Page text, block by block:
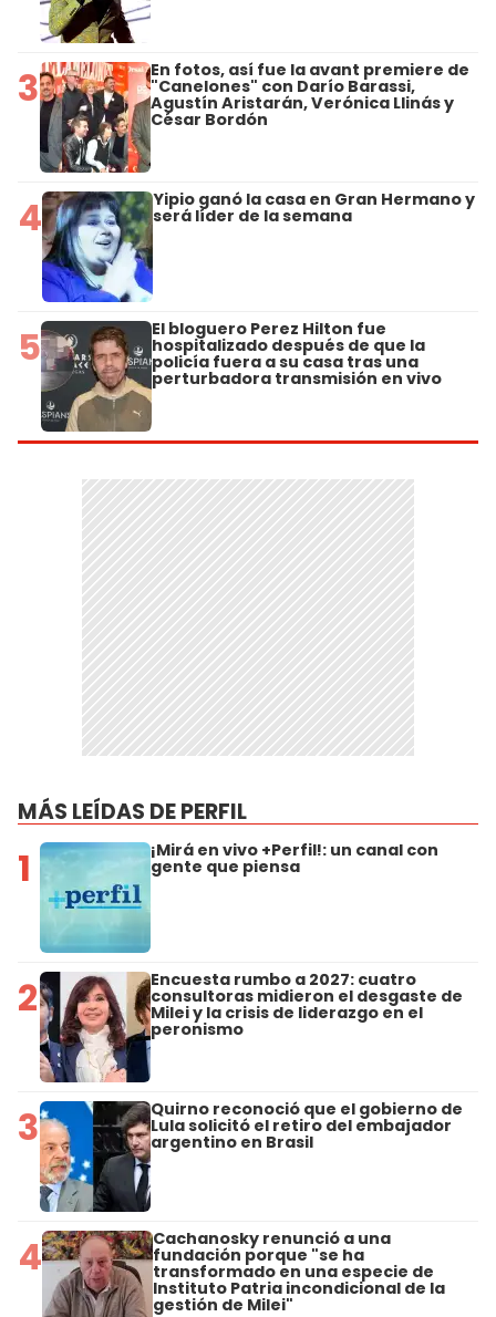
3 En fotos, así fue la avant premiere de
"Canelones" con Darío Barassi,
Agustín Aristarán, Verónica Llinás y
César Bordón
4 Yipio ganó la casa en Gran Hermano y
será líder de la semana
5 El bloguero Perez Hilton fue
hospitalizado después de que la
policía fuera a su casa tras una
perturbadora transmisión en vivo
MÁS LEÍDAS DE PERFIL
1 ¡Mirá en vivo +Perfil!: un canal con
gente que piensa
2 Encuesta rumbo a 2027: cuatro
consultoras midieron el desgaste de
Milei y la crisis de liderazgo en el
peronismo
3 Quirno reconoció que el gobierno de
Lula solicitó el retiro del embajador
argentino en Brasil
4 Cachanosky renunció a una
fundación porque "se ha
transformado en una especie de
Instituto Patria incondicional de la
gestión de Milei"